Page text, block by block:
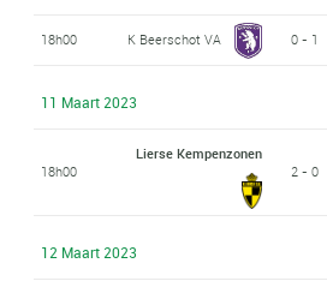
18h00 K Beerschot VA 0 - 1
11 Maart 2023
18h00
Lierse Kempenzonen
2 - 0
12 Maart 2023